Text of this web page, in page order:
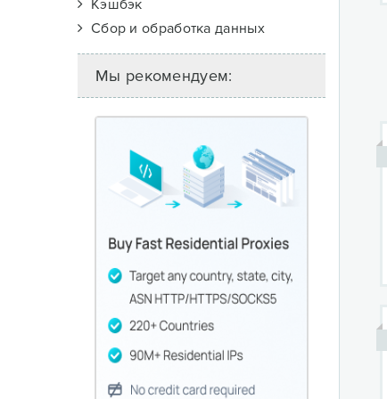
Кэшбэк
Сбор и обработка данных
Мы рекомендуем: